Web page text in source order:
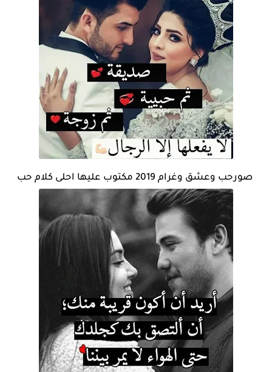
صورحب وعشق وغرام 2019 مكتوب عليها احلى كلام حب